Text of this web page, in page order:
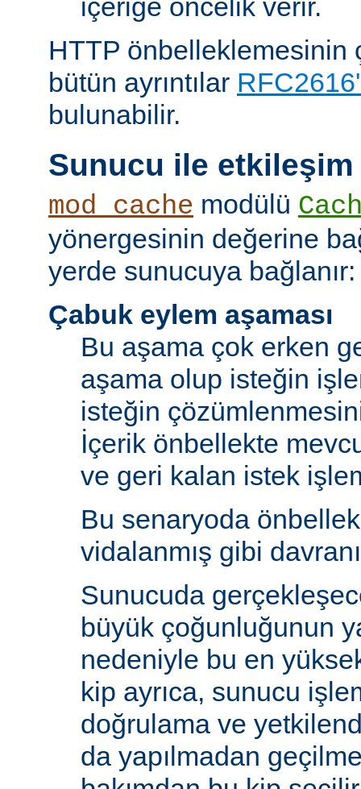
içeriğe öncelik verir.
HTTP önbelleklemesinin
bütün ayrıntılar
bulunabilir.
Sunucu ile etkileşim
mod_cache modülü
yönergesinin değerine
yerde sunucuya bağlanır:
Çabuk eylem aşaması
Bu aşama çok erken
aşama olup isteğin
isteğin
İçerik önbellekte
ve geri kalan istek
Bu senaryoda
vidalanmış gibi
Sunucuda
büyük çoğunluğunun
nedeniyle bu en
kip ayrıca, sunucu
doğrulama ve
da yapılmadan